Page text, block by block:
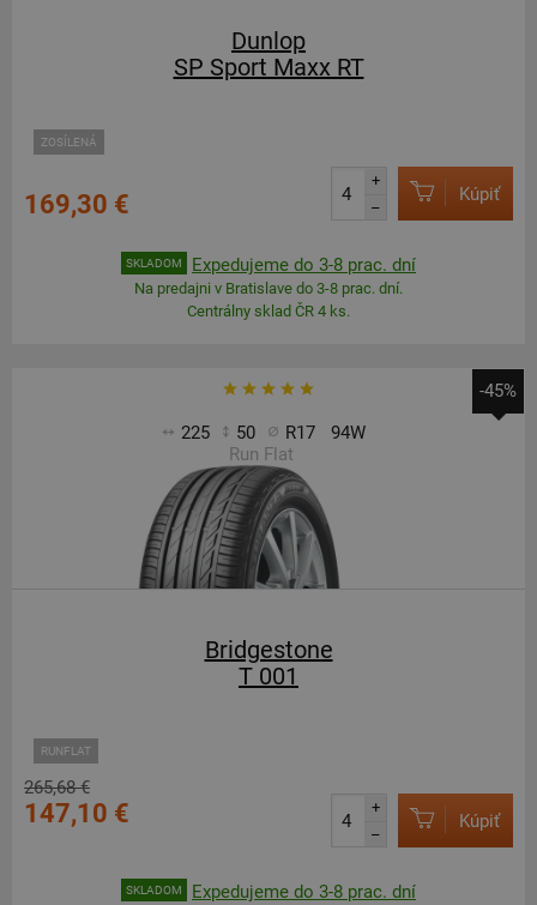
Dunlop
SP Sport Maxx RT
ZOSÍLENÁ
169,30 €
+
–
Kúpiť
SKLADOM Expedujeme do 3-8 prac. dní
Na predajni v Bratislave do 3-8 prac. dní.
Centrálny sklad ČR 4 ks.
225 50 R17
94W
Run Flat
-45%
Bridgestone
T 001
RUNFLAT
265,68 €
147,10 €
+
–
Kúpiť
SKLADOM Expedujeme do 3-8 prac. dní